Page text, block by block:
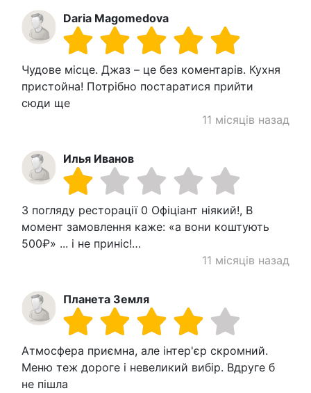
Daria Magomedova
Чудове місце. Джаз – це без коментарів. Кухня
пристойна! Потрібно постаратися прийти
сюди ще
11 місяців назад
Илья Иванов
З погляду ресторації 0 Офіціант ніякий!, В
момент замовлення каже: «а вони коштують
500₽» ... і не приніс!…
11 місяців назад
Планета Земля
Атмосфера приємна, але інтер'єр скромний.
Меню теж дороге і невеликий вибір. Вдруге б
не пішла